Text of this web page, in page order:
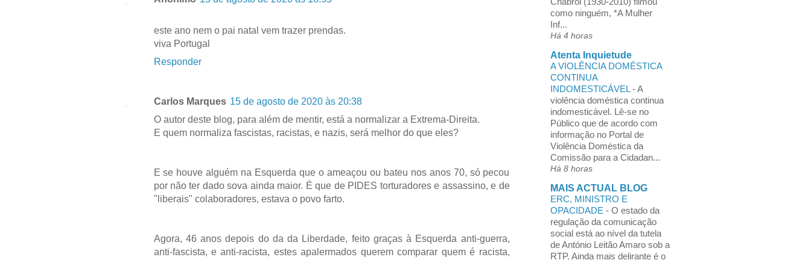
este ano nem o pai natal vem trazer prendas.
viva Portugal
Responder
Carlos Marques 15 de agosto de 2020 às 20:38
O autor deste blog, para além de mentir, está a normalizar a Extrema-Direita.
E quem normaliza fascistas, racistas, e nazis, será melhor do que eles?
E se houve alguém na Esquerda que o ameaçou ou bateu nos anos 70, só pecou
por não ter dado sova ainda maior. É que de PIDES torturadores e assassino, e de
"liberais" colaboradores, estava o povo farto.
Agora, 46 anos depois do da da Liberdade, feito graças à Esquerda anti-guerra,
anti-fascista, e anti-racista, estes apalermados querem comparar quem é racista,
como ninguém, *A Mulher
Inf...
Há 4 horas
Atenta Inquietude
A VIOLÊNCIA DOMÉSTICA
CONTINUA
INDOMESTICÁVEL-A
violência doméstica continua
indomesticável. Lê-se no
Público que de acordo com
informação no Portal de
Violência Doméstica da
Comissão para a Cidadan...
Há 8 horas
MAIS ACTUAL BLOG
ERC, MINISTRO E
OPACIDADE - O estado da
regulação da comunicação
social está ao nível da tutela
de António Leitão Amaro sob a
RTP. Ainda mais delirante é o